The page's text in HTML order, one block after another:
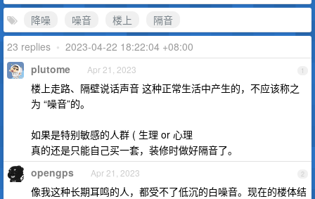
降噪
噪音 楼上
隔音
23 replies • 2023-04-22 18:22:04 +08:00
1
plutome Apr 21, 2023
楼上走路、隔壁说话声音 这种正常生活中产生的，不应该称之
为 “噪音”的。
如果是特别敏感的人群 ( 生理 or 心理
真的还是只能自己买一套，装修时做好隔音了。
2
opengps Apr 21, 2023
像我这种长期耳鸣的人，都受不了低沉的白噪音。现在的楼体结